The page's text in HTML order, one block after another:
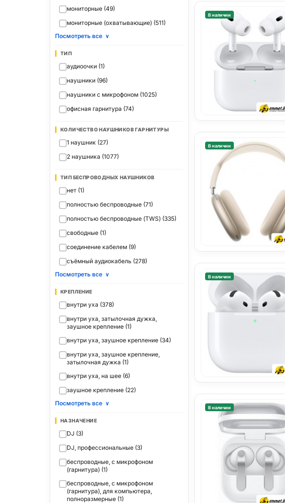
мониторные (49)
мониторные (охватывающие) (511)
Посмотреть все ∨
ТИП
аудиоочки (1)
наушники (96)
наушники с микрофоном (1025)
офисная гарнитура (74)
КОЛИЧЕСТВО НАУШНИКОВ ГАРНИТУРЫ
1 наушник (27)
2 наушника (1077)
ТИП БЕСПРОВОДНЫХ НАУШНИКОВ
нет (1)
полностью беспроводные (71)
полностью беспроводные (TWS) (335)
свободные (1)
соединение кабелем (9)
съёмный аудиокабель (278)
Посмотреть все ∨
КРЕПЛЕНИЕ
внутри уха (378)
внутри уха, затылочная дужка,
заушное крепление (1)
внутри уха, заушное крепление (34)
внутри уха, заушное крепление,
затылочная дужка (1)
внутри уха, на шее (6)
заушное крепление (22)
Посмотреть все ∨
НАЗНАЧЕНИЕ
DJ (3)
DJ, профессиональные (3)
беспроводные, с микрофоном
(гарнитура) (1)
беспроводные, с микрофоном
(гарнитура), для компьютера,
полноразмерные (1)
В наличии
В наличии
В наличии
В наличии